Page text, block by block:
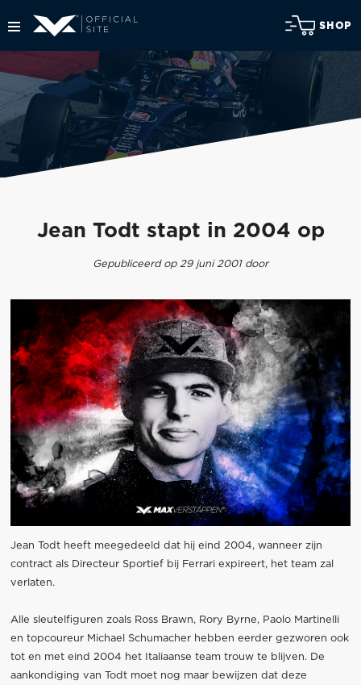
SHOP
Jean Todt stapt in 2004 op
Gepubliceerd op 29 juni 2001 door
Jean Todt heeft meegedeeld dat hij eind 2004, wanneer zijn
contract als Directeur Sportief bij Ferrari expireert, het team zal
verlaten.
Alle sleutelfiguren zoals Ross Brawn, Rory Byrne, Paolo Martinelli
en topcoureur Michael Schumacher hebben eerder gezworen ook
tot en met eind 2004 het Italiaanse team trouw te blijven. De
aankondiging van Todt moet nog maar bewijzen dat deze